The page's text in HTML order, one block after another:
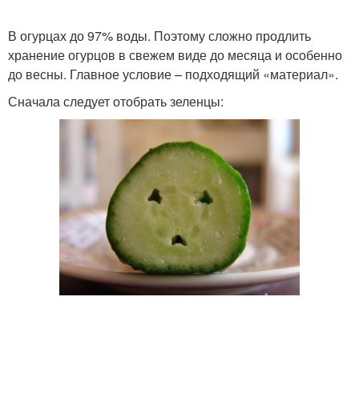
В огурцах до 97% воды. Поэтому сложно продлить
хранение огурцов в свежем виде до месяца и особенно
до весны. Главное условие – подходящий «материал».
Сначала следует отобрать зеленцы: